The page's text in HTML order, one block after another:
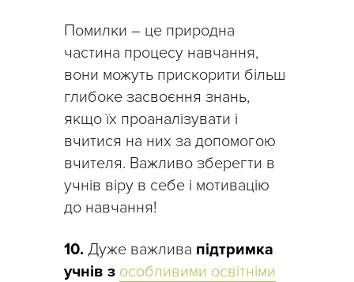
Помилки – це природна
частина процесу навчання,
вони можуть прискорити більш
глибоке засвоєння знань,
якщо їх проаналізувати і
вчитися на них за допомогою
вчителя. Важливо зберегти в
учнів віру в себе і мотивацію
до навчання!
10. Дуже важлива підтримка
учнів з особливими освітніми